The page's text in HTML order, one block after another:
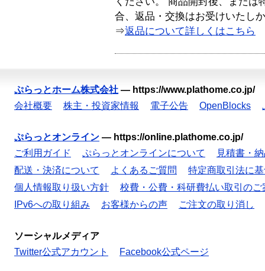
合、返品・交換はお受けいたし
⇒返品について詳しくはこちら
ぷらっとホーム株式会社 — https://www.plathome.co.jp/
会社概要
株主・投資家情報 電子公告 OpenBlocks
ぷらっとオンライン — https://online.plathome.co.jp/
ご利用ガイド
ぷらっとオンラインについて
見積書・
配送・決済について
よくあるご質問
特定商取引法に
個人情報取り扱い方針
校費・公費・科研費払い取引のご
IPv6への取り組み
お客様からの声 ご注文の取り消し
ソーシャルメディア
Twitter公式アカウント
Facebook公式ページ